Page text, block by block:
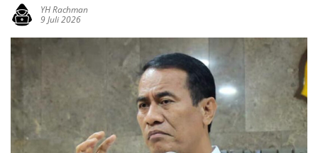
YH Rachman
9 Juli 2026